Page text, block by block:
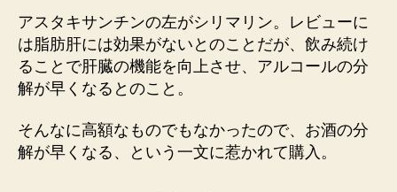
アスタキサンチンの左がシリマリン。レビューに
は脂肪肝には効果がないとのことだが、飲み続け
ることで肝臓の機能を向上させ、アルコールの分
解が早くなるとのこと。
そんなに高額なものでもなかったので、お酒の分
解が早くなる、という一文に惹かれて購入。